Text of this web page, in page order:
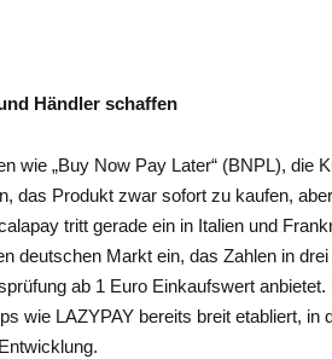
Händler schaffen
wie „Buy Now Pay Later“ (BNPL), die
das Produkt zwar sofort zu kaufen,
tritt gerade ein in Italien und
deutschen Markt ein, das Zahlen in
ab 1 Euro Einkaufswert
wie LAZYPAY bereits breit etabliert, in